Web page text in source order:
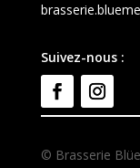
Suivez-nous :
© Brasserie